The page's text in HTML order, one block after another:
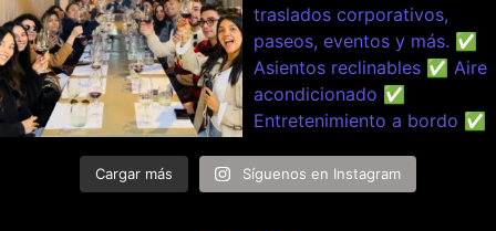
Cargar más Síguenos en Instagram